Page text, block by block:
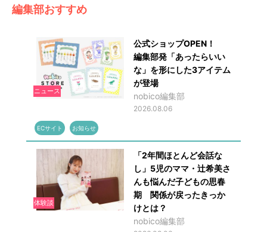
編集部おすすめ
ニュース
公式ショップOPEN！
編集部発「あったらいい
な」を形にした3アイテム
が登場
nobico編集部
2026.08.06
ECサイト お知らせ
体験談
「2年間ほとんど会話な
し」5児のママ・辻希美さ
んも悩んだ子どもの思春
期 関係が戻ったきっか
けとは？
nobico編集部